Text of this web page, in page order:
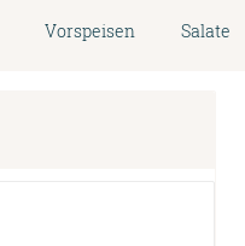
Vorspeisen Salate